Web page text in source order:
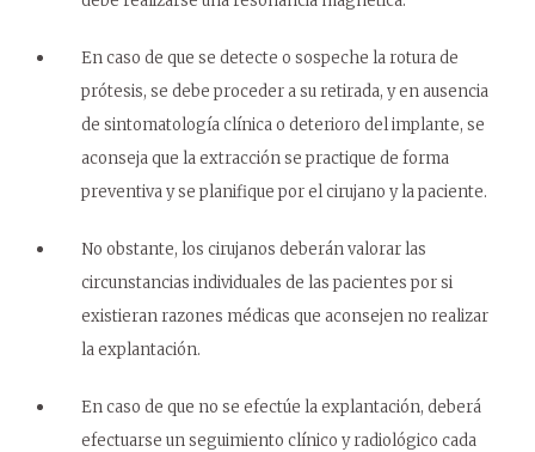
En caso de que se detecte o sospeche la rotura de
prótesis, se debe proceder a su retirada, y en ausencia
de sintomatología clínica o deterioro del implante, se
aconseja que la extracción se practique de forma
preventiva y se planifique por el cirujano y la paciente.
No obstante, los cirujanos deberán valorar las
circunstancias individuales de las pacientes por si
existieran razones médicas que aconsejen no realizar
la explantación.
En caso de que no se efectúe la explantación, deberá
efectuarse un seguimiento clínico y radiológico cada